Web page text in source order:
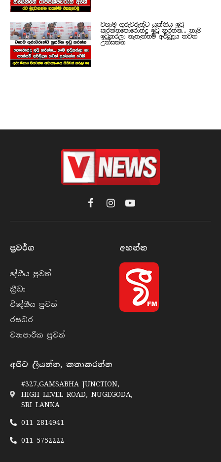
වහාම ගුරුවරුන්ට යුක්තිය ඉටු
කරන්නපොරොන්දු ඉටු කරන්න... තාම
ඉටුකරලා නෑනැත්නම් අර්බුදය තවත්
උත්සන්න
FacebookInstagramYouTube
ප්‍රවර්​ග
දේශීය පුව​ත්
ක්‍රී​ඩා
විදේශීය පුව​ත්
රසබ​ර
ව්‍යාපාරික පුව​ත්
අහන්​න
අපිට ලියන්න, කතාකරන්න
#327,GAMSABHA JUNCTION,
HIGH LEVEL ROAD, NUGEGODA,
SRI LANKA
011 2814941
011 5752222